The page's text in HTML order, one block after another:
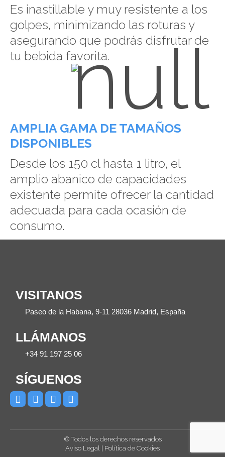
Es inastillable y muy resistente a los
golpes, minimizando las roturas y
asegurando que podrás disfrutar de
tu bebida favorita.
AMPLIA GAMA DE TAMAÑOS
DISPONIBLES
Desde los 150 cl hasta 1 litro, el
amplio abanico de capacidades
existente permite ofrecer la cantidad
adecuada para cada ocasión de
consumo.
VISITANOS
Paseo de la Habana, 9-11 28036 Madrid, España
LLÁMANOS
+34 91 197 25 06
SÍGUENOS
© Todos los derechos reservados
Aviso Legal
Política de Cookies